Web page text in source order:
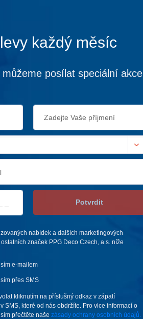
každý měsíc
posílat speciální akce
Potvrdit
nabídek a dalších marketingových
značek PPG Deco Czech, a.s. níže
e-mailem
přes SMS
kliknutím na příslušný odkaz v zápatí
SMS, které od nás obdržíte. Pro vice informací o
přečtěte naše zásady ochrany osobních údajů.